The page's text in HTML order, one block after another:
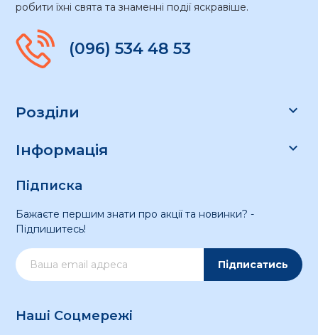
робити їхні свята та знаменні події яскравіше.
(096) 534 48 53
Розділи 
Інформація 
Підписка
Бажаєте першим знати про акції та новинки? -
Підпишитесь!
Підписатись
Наші Соцмережі